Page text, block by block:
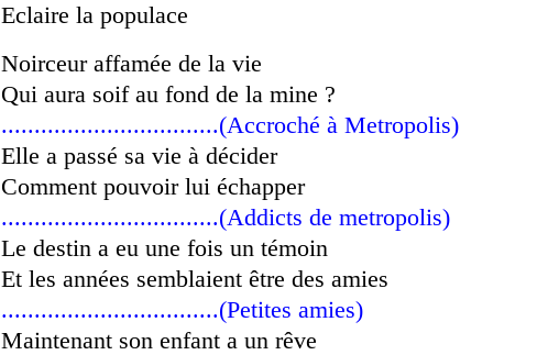
Eclaire la populace
Noirceur affamée de la vie
Qui aura soif au fond de la mine ?
.................................(Accroché à Metropolis)
Elle a passé sa vie à décider
Comment pouvoir lui échapper
.................................(Addicts de metropolis)
Le destin a eu une fois un témoin
Et les années semblaient être des amies
.................................(Petites amies)
Maintenant son enfant a un rêve